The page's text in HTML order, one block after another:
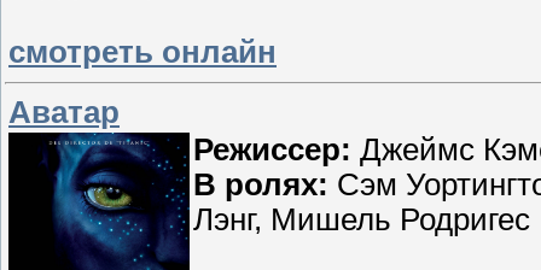
смотреть онлайн
Аватар
Режиссер: Джеймс
В ролях: Сэм
Лэнг, Мишель Родригес